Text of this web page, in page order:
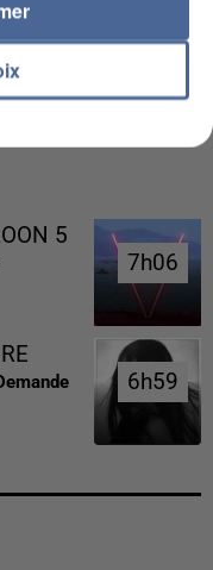
DE LA DZ
5
7h06
7h06
6h59
6h59